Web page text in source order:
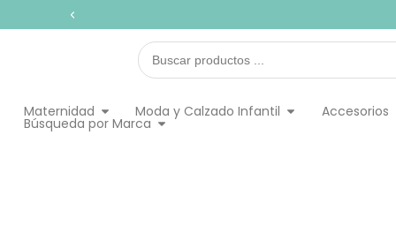
contenido
Search
...
Maternidad Abrir Maternidad
Moda y Calzado Infantil Abrir Moda y
Accesorios
Búsqueda por Marca Abrir Búsqueda por Marca